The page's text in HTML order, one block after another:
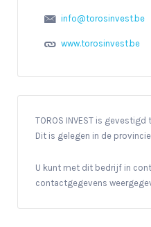
info@torosinvest.be
www.torosinvest.be
TOROS INVEST is gevestigd
Dit is gelegen in de provincie
U kunt met dit bedrijf in
contactgegevens